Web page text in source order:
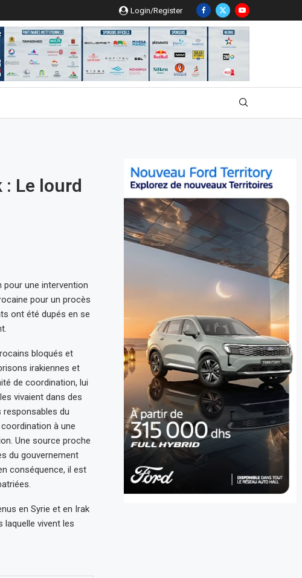
Login/Register
: Le lourd
pour une intervention
pour un procès
ont été dupés en se
bloqués et
irakiennes et
de coordination, lui
vivaient dans des
du
à une
Une source proche
du gouvernement
conséquence, il est
en Syrie et en Irak
laquelle vivent les